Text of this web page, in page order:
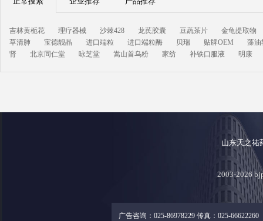
吉林黄栀花 理疗器械 沙棘428 龙芪胶囊 豆蔬茶片
金龟提取物
草清肺
宝德靓晶 进口端粒 进口端粒酶 贝瑞 贴牌OEM
藻油
肾
北京同仁堂 咏芝堂 嵩山首乌粉 家纺 补铁口服液 明康
山东天之祐
2003-2026
广告咨询：025-86978229 传真：025-66622260